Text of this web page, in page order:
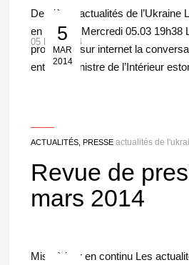
5
MAR
2014
05 Mar 2014
Dernières actualités de l’Ukraine
en continu Mercredi 05.03 19h38
propagent sur internet la
entre le Ministre de l’Intérieur
ACTUALITÉS, PRESSE actualités de
Revue de
mars 2014
Mise à jour en continu Les